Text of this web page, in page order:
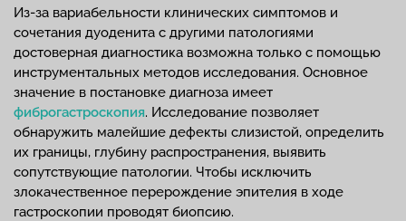
Из-за вариабельности клинических симптомов и
сочетания дуоденита с другими патологиями
достоверная диагностика возможна только с помощью
инструментальных методов исследования. Основное
значение в постановке диагноза имеет
фиброгастроскопия. Исследование позволяет
обнаружить малейшие дефекты слизистой, определить
их границы, глубину распространения, выявить
сопутствующие патологии. Чтобы исключить
злокачественное перерождение эпителия в ходе
гастроскопии проводят биопсию.